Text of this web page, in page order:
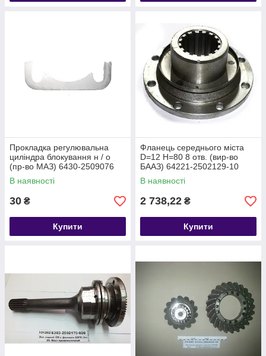
Прокладка регулювальна
циліндра блокування н / о
(пр-во МАЗ) 6430-2509076
В наявності
30 ₴
Купити
Фланець середнього міста
D=12 H=80 8 отв. (вир-во
БААЗ) 64221-2502129-10
В наявності
2 738,22 ₴
Купити